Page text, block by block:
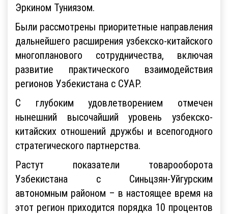
Эркином Туниязом.
Были рассмотрены приоритетные направления
дальнейшего расширения узбекско-китайского
многопланового сотрудничества, включая
развитие практического взаимодействия
регионов Узбекистана с СУАР.
С глубоким удовлетворением отмечен
нынешний высочайший уровень узбекско-
китайских отношений дружбы и всепогодного
стратегического партнерства.
Растут показатели товарооборота
Узбекистана с Синьцзян-Уйгурским
автономным районом – в настоящее время на
этот регион приходится порядка 10 процентов